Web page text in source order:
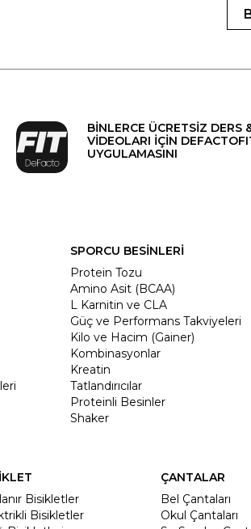
BİNLERCE ÜCRETSİZ DERS
VİDEOLARI İÇİN
UYGULAMASINI
SPORCU BESİNLERİ
Protein Tozu
Amino Asit (BCAA)
L Karnitin ve CLA
Güç ve Performans Takviyeleri
Kilo ve Hacim (Gainer)
Kombinasyonlar
Kreatin
Tatlandırıcılar
Proteinli Besinler
Shaker
Bisikletler
Bisikletler
ÇANTALAR
Bel Çantaları
Okul Çantaları